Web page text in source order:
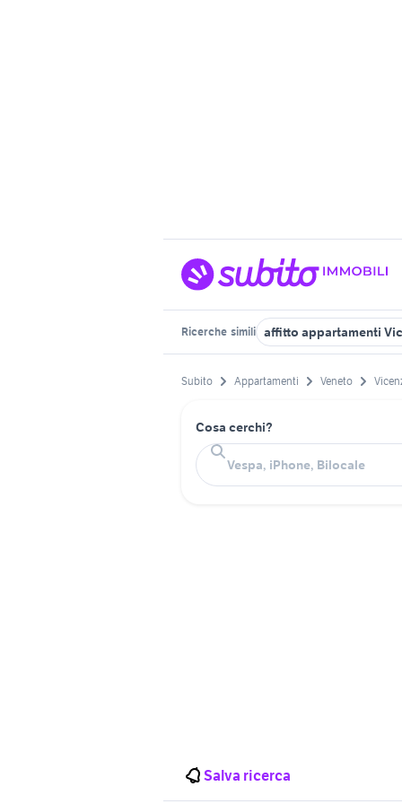
Ricerche simili affitto appartamenti
Subito Appartamenti Veneto
Cosa cerchi?
Salva ricerca